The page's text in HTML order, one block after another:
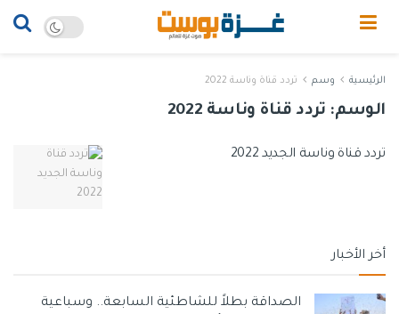
الرئيسية وسم تردد قناة وناسة 2022
الوسم: تردد قناة وناسة 2022
تردد قناة وناسة الجديد 2022
أخر الأخبار
الصداقة بطلاً للشاطئية السابعة.. وسباعية